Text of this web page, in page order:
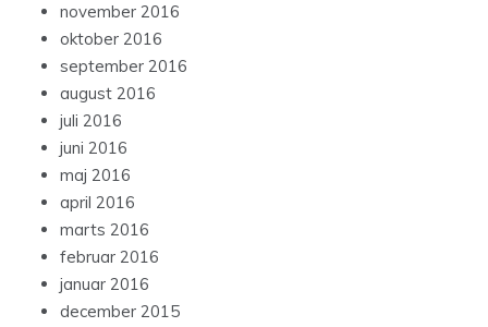
november 2016
oktober 2016
september 2016
august 2016
juli 2016
juni 2016
maj 2016
april 2016
marts 2016
februar 2016
januar 2016
december 2015